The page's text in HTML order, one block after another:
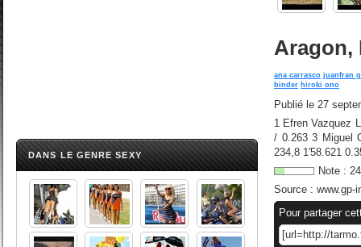
DANS LE GENRE SEXY
Aragon,
ana carrasco juanfran
binder hiroki ono
Publié le 27
1 Efren Vazquez
/ 0.263 3 Miguel
234,8 1'58.621
Note : 24
Source : www.gp-
Pour partager